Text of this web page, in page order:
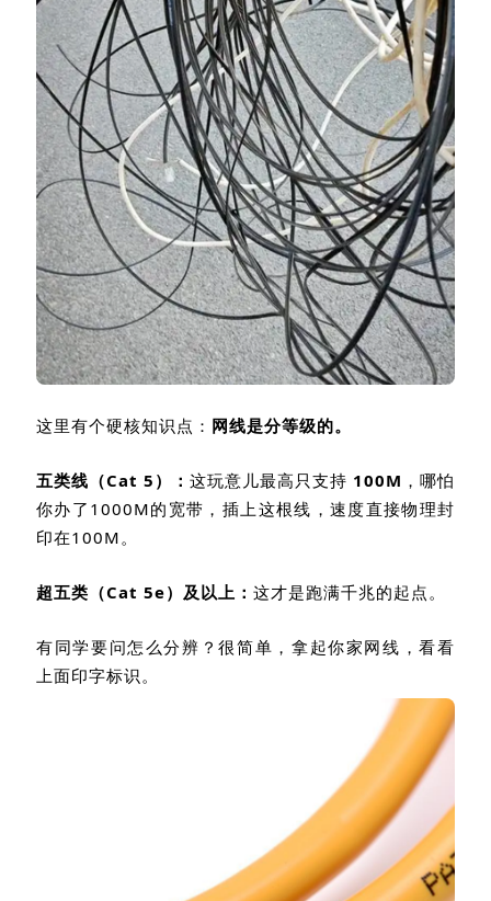
这里有个硬核知识点： 网线是分等级的。
五类线（Cat 5 ）： 这玩意儿最高只支持 100M ，哪怕
你办了 1000M的宽带，插上这根线，速度直接物理封
印在100M 。
超五类（Cat 5e）及以上： 这才是跑满千兆的起点。
有同学要问怎么分辨？很简单，拿起你家网线，看看
上面印字标识。